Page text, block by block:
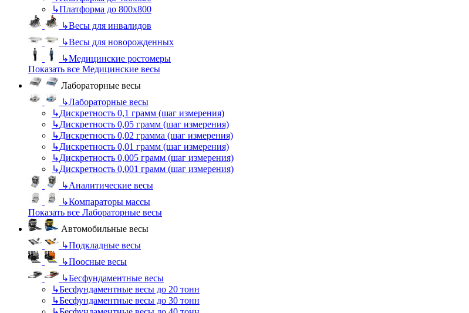
↳Платформа до 800х800
↳Весы для инвалидов
↳Весы для новорожденных
↳Медицинские ростомеры
Показать все Медицинские весы
Лабораторные весы
↳Лабораторные весы
↳Дискретность 0,1 грамм (шаг измерения)
↳Дискретность 0,05 грамм (шаг измерения)
↳Дискретность 0,02 грамма (шаг измерения)
↳Дискретность 0,01 грамм (шаг измерения)
↳Дискретность 0,005 грамм (шаг измерения)
↳Дискретность 0,001 грамм (шаг измерения)
↳Аналитические весы
↳Компараторы массы
Показать все Лабораторные весы
Автомобильные весы
↳Подкладные весы
↳Поосные весы
↳Бесфундаментные весы
↳Бесфундаментные весы до 20 тонн
↳Бесфундаментные весы до 30 тонн